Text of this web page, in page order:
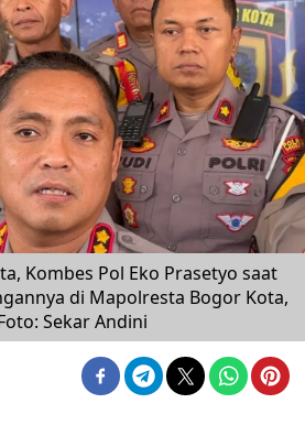
Kombes Pol Eko Prasetyo saat
di Mapolresta Bogor Kota,
Sekar Andini